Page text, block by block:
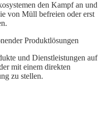
den Kampf an und
von Müll befreien oder erst
Produktlösungen
und Dienstleistungen auf
mit einem direkten
zu stellen.